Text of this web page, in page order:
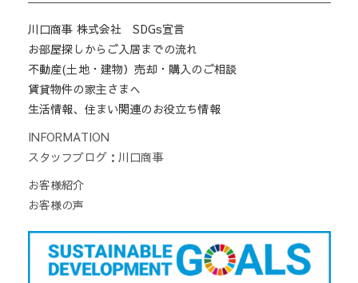
川口商事 株式会社 SDGs宣言
お部屋探しからご入居までの流れ
不動産(土地・建物）売却・購入のご相談
賃貸物件の家主さまへ
生活情報、住まい関連のお役立ち情報
INFORMATION
スタッフブログ：川口商事
お客様紹介
お客様の声